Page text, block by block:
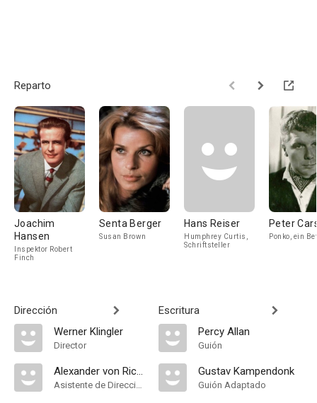
Reparto
Joachim
Hansen
Inspektor Robert
Finch
Senta Berger
Susan Brown
Hans Reiser
Humphrey Curtis,
Schriftsteller
Peter
Ponko, ein
Dirección
Werner Klingler
Director
Alexander von Richthofen
Asistente de Dirección
Escritura
Percy Allan
Guión
Gustav Kampendonk
Guión Adaptado